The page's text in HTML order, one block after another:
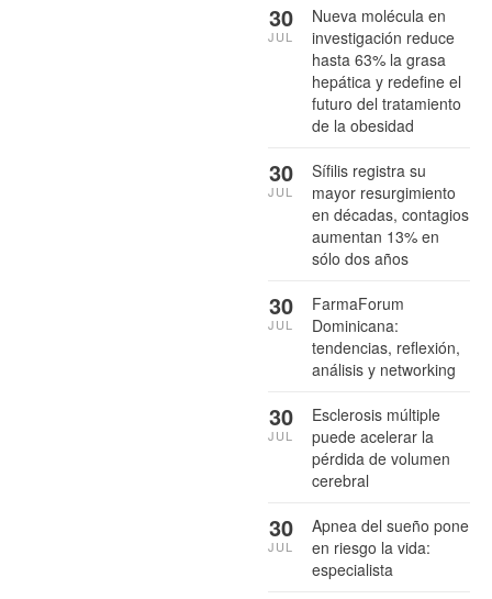
Nueva molécula en
investigación reduce
hasta 63% la grasa
hepática y redefine el
futuro del tratamiento
de la obesidad
30
JUL
Sífilis registra su
mayor resurgimiento
en décadas, contagios
aumentan 13% en
sólo dos años
30
JUL
FarmaForum
Dominicana:
tendencias, reflexión,
análisis y networking
30
JUL
Esclerosis múltiple
puede acelerar la
pérdida de volumen
cerebral
30
JUL
Apnea del sueño pone
en riesgo la vida:
especialista
30
JUL